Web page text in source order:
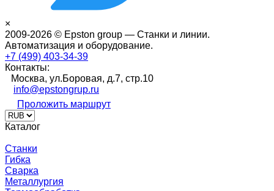
×
2009-2026 © Epston group — Станки и линии.
Автоматизация и оборудование.
+7 (499) 403-34-39
Контакты:
Москва, ул.Боровая, д.7, стр.10
info@epstongrup.ru
Проложить маршрут
Каталог
Станки
Гибка
Сварка
Металлургия